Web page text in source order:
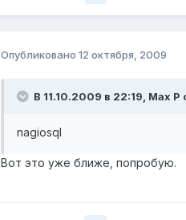
Опубликовано 12 октября, 2009
В 11.10.2009 в 22:19, Max P
nagiosql
Вот это уже ближе, попробую.